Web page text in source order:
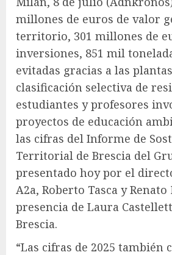
millones de euros de valor
territorio, 301 millones de
inversiones, 851 mil
evitadas gracias a las
clasificación selectiva de
estudiantes y profesores
proyectos de educación
las cifras del Informe de
Territorial de Brescia del
presentado hoy por el
A2a, Roberto Tasca y
presencia de Laura
Brescia.
“Las cifras de 2025 también